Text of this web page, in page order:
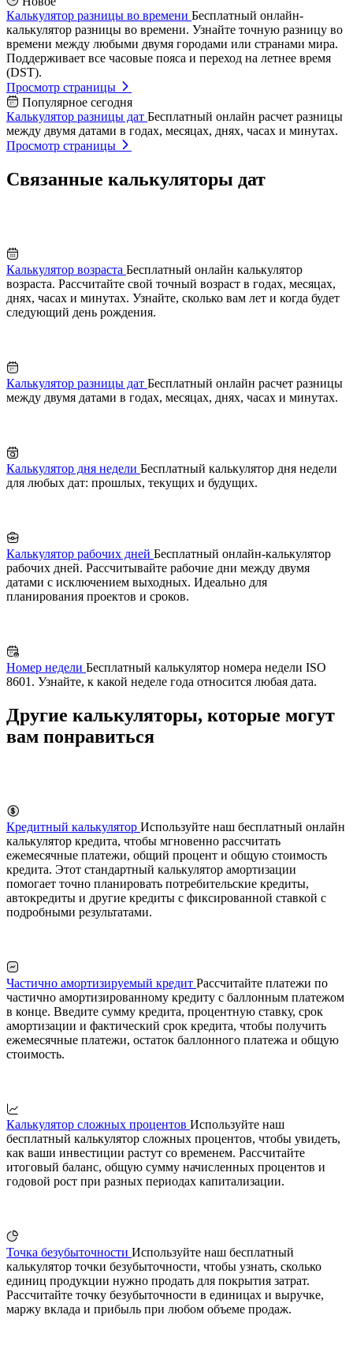
Калькулятор разницы во времени Бесплатный онлайн-
калькулятор разницы во времени. Узнайте точную разницу во
времени между любыми двумя городами или странами мира.
Поддерживает все часовые пояса и переход на летнее время
(DST).
Просмотр страницы
Популярное сегодня
Калькулятор разницы дат Бесплатный онлайн расчет разницы
между двумя датами в годах, месяцах, днях, часах и минутах.
Просмотр страницы
Связанные калькуляторы дат
Калькулятор возраста Бесплатный онлайн калькулятор
возраста. Рассчитайте свой точный возраст в годах, месяцах,
днях, часах и минутах. Узнайте, сколько вам лет и когда будет
следующий день рождения.
Калькулятор разницы дат Бесплатный онлайн расчет разницы
между двумя датами в годах, месяцах, днях, часах и минутах.
Калькулятор дня недели Бесплатный калькулятор дня недели
для любых дат: прошлых, текущих и будущих.
Калькулятор рабочих дней Бесплатный онлайн-калькулятор
рабочих дней. Рассчитывайте рабочие дни между двумя
датами с исключением выходных. Идеально для
планирования проектов и сроков.
Номер недели Бесплатный калькулятор номера недели ISO
8601. Узнайте, к какой неделе года относится любая дата.
Другие калькуляторы, которые могут
вам понравиться
Кредитный калькулятор Используйте наш бесплатный онлайн
калькулятор кредита, чтобы мгновенно рассчитать
ежемесячные платежи, общий процент и общую стоимость
кредита. Этот стандартный калькулятор амортизации
помогает точно планировать потребительские кредиты,
автокредиты и другие кредиты с фиксированной ставкой с
подробными результатами.
Частично амортизируемый кредит Рассчитайте платежи по
частично амортизированному кредиту с баллонным платежом
в конце. Введите сумму кредита, процентную ставку, срок
амортизации и фактический срок кредита, чтобы получить
ежемесячные платежи, остаток баллонного платежа и общую
стоимость.
Калькулятор сложных процентов Используйте наш
бесплатный калькулятор сложных процентов, чтобы увидеть,
как ваши инвестиции растут со временем. Рассчитайте
итоговый баланс, общую сумму начисленных процентов и
годовой рост при разных периодах капитализации.
Точка безубыточности Используйте наш бесплатный
калькулятор точки безубыточности, чтобы узнать, сколько
единиц продукции нужно продать для покрытия затрат.
Рассчитайте точку безубыточности в единицах и выручке,
маржу вклада и прибыль при любом объеме продаж.